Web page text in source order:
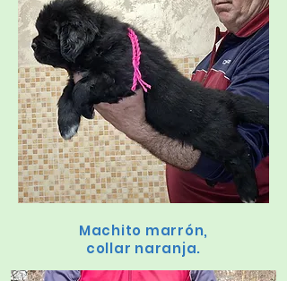
Machito marrón,
collar naranja.